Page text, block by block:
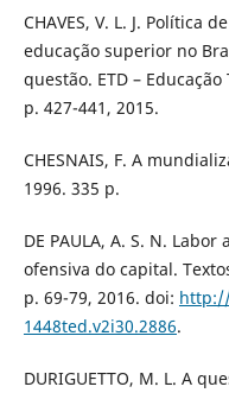
CHAVES, V. L. J. Política
educação superior no
questão. ETD –
p. 427-441, 2015.
CHESNAIS, F. A
1996. 335 p.
DE PAULA, A. S. N.
ofensiva do capital.
p. 69-79, 2016. doi:
1448ted.v2i30.2886.
DURIGUETTO, M. L. A